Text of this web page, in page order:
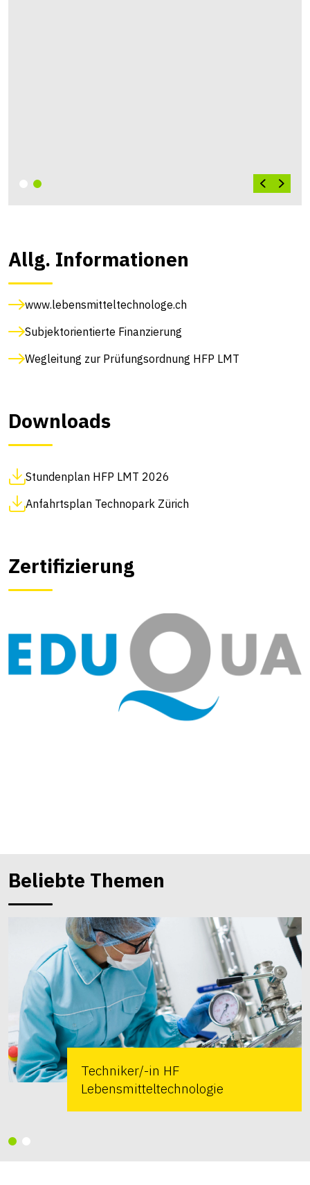
Allg. Informationen
www.lebensmitteltechnologe.ch
Subjektorientierte Finanzierung
Wegleitung zur Prüfungsordnung HFP LMT
Downloads
Stundenplan HFP LMT 2026
Anfahrtsplan Technopark Zürich
Zertifizierung
Beliebte Themen
Techniker/-in HF
Lebensmitteltechnologie